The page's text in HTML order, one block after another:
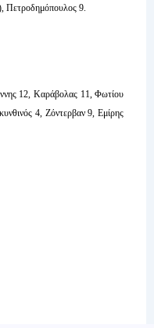
Πετροδημόπουλος 9.
12, Καράβολας 11, Φωτίου
4, Ζόντερβαν 9, Εμίρης